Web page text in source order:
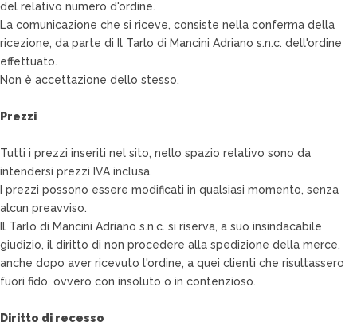
del relativo numero d'ordine.
La comunicazione che si riceve, consiste nella conferma della
ricezione, da parte di Il Tarlo di Mancini Adriano s.n.c. dell'ordine
effettuato.
Non è accettazione dello stesso.
Prezzi
Tutti i prezzi inseriti nel sito, nello spazio relativo sono da
intendersi prezzi IVA inclusa.
I prezzi possono essere modificati in qualsiasi momento, senza
alcun preavviso.
Il Tarlo di Mancini Adriano s.n.c. si riserva, a suo insindacabile
giudizio, il diritto di non procedere alla spedizione della merce,
anche dopo aver ricevuto l'ordine, a quei clienti che risultassero
fuori fido, ovvero con insoluto o in contenzioso.
Diritto di recesso